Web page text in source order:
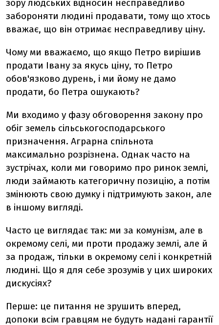
зору людських відносин несправедливо
забороняти людині продавати, тому що хтось
вважає, що він отримає несправедливу ціну.
Чому ми вважаємо, що якщо Петро вирішив
продати Івану за якусь ціну, то Петро
обов'язково дурень, і ми йому не дамо
продати, бо Петра ошукають?
Ми входимо у фазу обговорення закону про
обіг земель сільськогосподарського
призначення. Аграрна спільнота
максимально розрізнена. Однак часто на
зустрічах, коли ми говоримо про ринок землі,
люди займають категоричну позицію, а потім
змінюють свою думку і підтримують закон, але
в іншому вигляді.
Часто це виглядає так: ми за комунізм, але в
окремому селі, ми проти продажу землі, але й
за продаж, тільки в окремому селі і конкретній
людині. Що я для себе зрозумів у цих широких
дискусіях?
Перше: це питання не зрушить вперед,
допоки всім гравцям не будуть надані гарантії